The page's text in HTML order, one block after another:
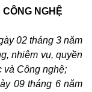
NGHỆ
02 tháng 3 năm
nhiệm vụ, quyền
và Công nghệ;
09 tháng 6 năm